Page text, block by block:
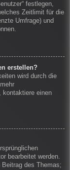
festlegen,
Zeitlimit für die
Umfrage) und
erstellen?
wird durch die
kontaktiere einen
bearbeitet werden.
Beitrag des Themas;